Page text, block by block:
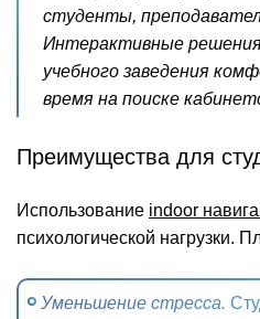
студенты,
Интерактивные
учебного заведения
время на поиске
Преимущества для
Использование indoor
психологической нагрузки.
Уменьшение стресса.